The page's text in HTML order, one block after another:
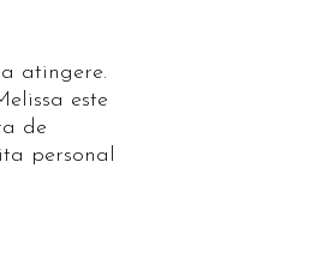
atingere.
este
de
personal